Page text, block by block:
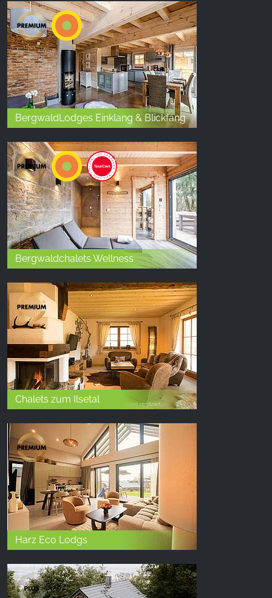
BergwaldLodges Einklang & Blickfang
Bergwaldchalets Wellness
Chalets zum Ilsetal
Harz Eco Lodgs